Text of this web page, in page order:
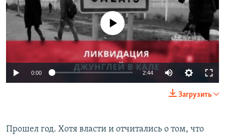
No media source currently available
0:00 2:44
Загрузить
Прошел год. Хотя власти и отчитались о том, что